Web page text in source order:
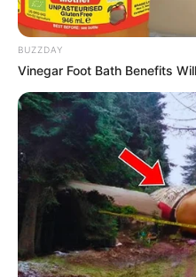
(foto:
BUZZDAY
Vinegar Foot Bath Benefits